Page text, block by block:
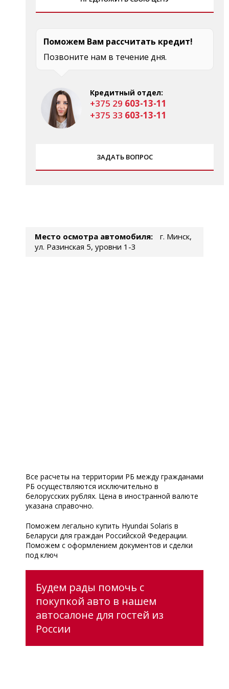
Поможем Вам рассчитать кредит!
Позвоните нам в течение дня.
Кредитный отдел:
+375 29 603-13-11
+375 33 603-13-11
ЗАДАТЬ ВОПРОС
Место осмотра автомобиля:
г. Минск,
ул. Разинская 5, уровни 1-3
Все расчеты на территории РБ между гражданами
РБ осуществляются исключительно в
белорусских рублях. Цена в иностранной валюте
указана справочно.
Поможем легально купить Hyundai Solaris в
Беларуси для граждан Российской Федерации.
Поможем с оформлением документов и сделки
под ключ
Будем рады помочь с
покупкой авто в нашем
автосалоне для гостей из
России